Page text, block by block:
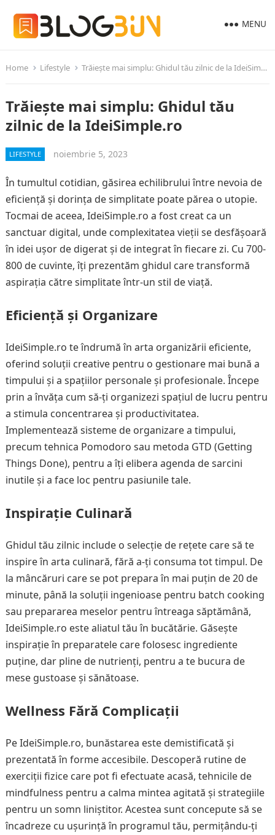
MENU
Home Lifestyle Trăiește mai simplu: Ghidul tău zilnic de la IdeiSimple.ro
Trăiește mai simplu: Ghidul tău
zilnic de la IdeiSimple.ro
LIFESTYLE noiembrie 5, 2023
În tumultul cotidian, găsirea echilibrului între nevoia de
eficiență și dorința de simplitate poate părea o utopie.
Tocmai de aceea, IdeiSimple.ro a fost creat ca un
sanctuar digital, unde complexitatea vieții se desfășoară
în idei ușor de digerat și de integrat în fiecare zi. Cu 700-
800 de cuvinte, îți prezentăm ghidul care transformă
aspirația către simplitate într-un stil de viață.
Eficiență și Organizare
IdeiSimple.ro te îndrumă în arta organizării eficiente,
oferind soluții creative pentru o gestionare mai bună a
timpului și a spațiilor personale și profesionale. Începe
prin a învăța cum să-ți organizezi spațiul de lucru pentru
a stimula concentrarea și productivitatea.
Implementează sisteme de organizare a timpului,
precum tehnica Pomodoro sau metoda GTD (Getting
Things Done), pentru a îți elibera agenda de sarcini
inutile și a face loc pentru pasiunile tale.
Inspirație Culinară
Ghidul tău zilnic include o selecție de rețete care să te
inspire în arta culinară, fără a-ți consuma tot timpul. De
la mâncăruri care se pot prepara în mai puțin de 20 de
minute, până la soluții ingenioase pentru batch cooking
sau prepararea meselor pentru întreaga săptămână,
IdeiSimple.ro este aliatul tău în bucătărie. Găsește
inspirație în preparatele care folosesc ingrediente
puține, dar pline de nutrienți, pentru a te bucura de
mese gustoase și sănătoase.
Wellness Fără Complicații
Pe IdeiSimple.ro, bunăstarea este demistificată și
prezentată în forme accesibile. Descoperă rutine de
exerciții fizice care pot fi efectuate acasă, tehnicile de
mindfulness pentru a calma mintea agitată și strategiile
pentru un somn liniștitor. Acestea sunt concepute să se
încadreze cu ușurință în programul tău, permițându-ți